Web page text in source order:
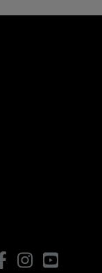
FacebookInstagramYouTube